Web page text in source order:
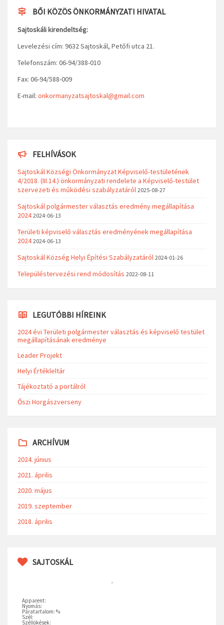
BŐI KÖZÖS ÖNKORMÁNYZATI HIVATAL
Sajtoskáli kirendeltség:
Levelezési cím: 9632 Sajtoskál, Petőfi utca 21.
Telefonszám: 06-94/388-010
Fax: 06-94/588-009
E-mail: onkormanyzatsajtoskal@gmail.com
FELHÍVÁSOK
Sajtoskál Községi Önkormányzat Képviselő-testületének
4/2018. (III.14.) önkormányzati rendelete a Képviselő-testület
szervezeti és működési szabályzatáról 2025-08-27
Sajtoskál polgármester választás eredmény megállapítása
2024 2024-06-13
Területi képviselő választás eredményének megállapítása
2024 2024-06-13
Sajtoskál Község Helyi Építési Szabályzatáról 2024-01-26
Településtervezési rend módosítás 2022-08-11
LEGUTÓBBI HÍREINK
2024 évi Területi polgármester választás és képviselő testület
megállapításának eredménye
Leader Projekt
Helyi Értékleltár
Tájékoztató a portálról
Őszi Horgászverseny
ARCHÍVUM
2024. június
2021. április
2020. május
2019. szeptember
2018. április
SAJTOSKÁL
Apparent:
Nyomás:
Páratartalom: %
Szél:
Széllökések: